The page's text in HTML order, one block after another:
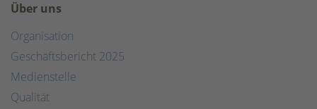
Über uns
Organisation
Geschäftsbericht 2025
Medienstelle
Qualität